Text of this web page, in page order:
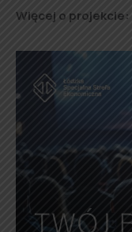
Więcej o projekcie: